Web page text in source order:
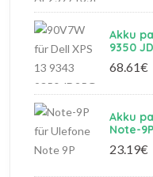
Akku
9350
68.61€
Akku
Note-9P
23.19€